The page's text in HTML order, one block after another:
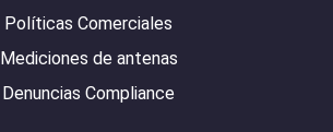
Políticas Comerciales
Mediciones de antenas
Denuncias Compliance